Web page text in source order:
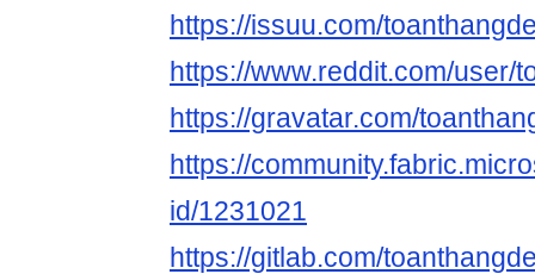
https://issuu.com/
https://www.reddit.com/user/
https://gravatar.com/
https://
id/1231021
https://gitlab.com/